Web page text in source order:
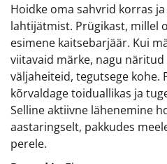
Hoidke oma sahvrid korras
lahtijätmist. Prügikast, millel
esimene kaitsebarjäär. Kui
viitavaid märke, nagu
väljaheiteid, tegutsege kohe.
kõrvaldage toiduallikas ja
Selline aktiivne lähenemine
aastaringselt, pakkudes
perele.